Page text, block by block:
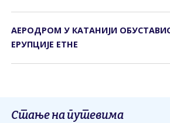
АЕРОДРОМ У КАТАНИЈИ
ЕРУПЦИЈЕ ЕТНЕ
Стање на путевима